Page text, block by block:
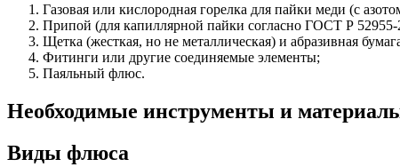
Газовая или кислородная горелка для пайки меди (с
Припой (для капиллярной пайки согласно ГОСТ Р 52955-
Щетка (жесткая, но не металлическая) и абразивная
Фитинги или другие соединяемые элементы;
Паяльный флюс.
Необходимые инструменты и
Виды флюса